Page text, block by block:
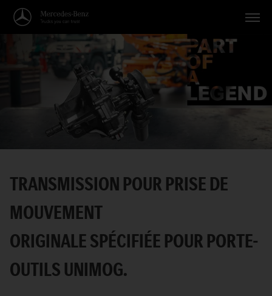
Véhicules
Applications
Thèmes
Service
Français
TRANSMISSION POUR PRISE DE
MOUVEMENT
ORIGINALE SPÉCIFIÉE POUR PORTE-
OUTILS UNIMOG.